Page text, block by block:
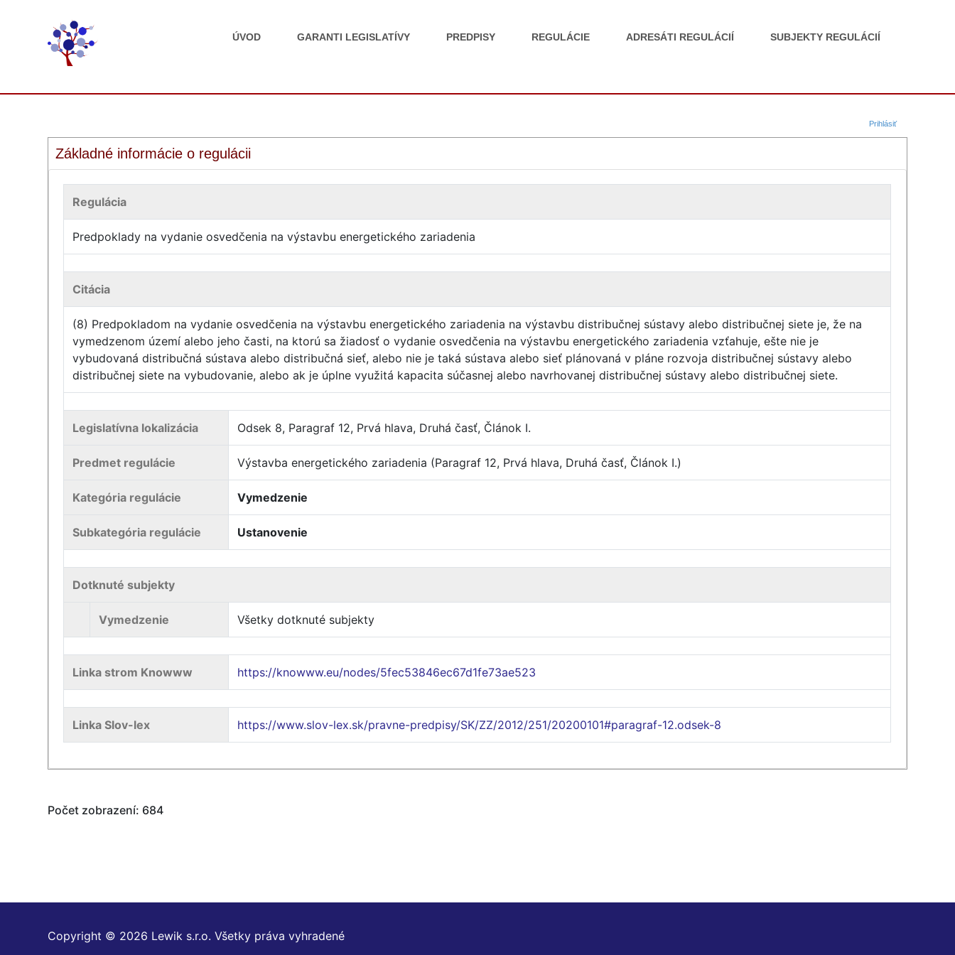
ÚVOD GARANTI LEGISLATÍVY PREDPISY REGULÁCIE ADRESÁTI REGULÁCIÍ SUBJEKTY REGULÁCIÍ
Prihlásiť
Základné informácie o regulácii
Regulácia
Predpoklady na vydanie osvedčenia na výstavbu energetického zariadenia
Citácia
(8) Predpokladom na vydanie osvedčenia na výstavbu energetického zariadenia na výstavbu distribučnej sústavy alebo distribučnej siete je, že na
vymedzenom území alebo jeho časti, na ktorú sa žiadosť o vydanie osvedčenia na výstavbu energetického zariadenia vzťahuje, ešte nie je
vybudovaná distribučná sústava alebo distribučná sieť, alebo nie je taká sústava alebo sieť plánovaná v pláne rozvoja distribučnej sústavy alebo
distribučnej siete na vybudovanie, alebo ak je úplne využitá kapacita súčasnej alebo navrhovanej distribučnej sústavy alebo distribučnej siete.
Legislatívna lokalizácia Odsek 8, Paragraf 12, Prvá hlava, Druhá časť, Článok I.
Predmet regulácie Výstavba energetického zariadenia (Paragraf 12, Prvá hlava, Druhá časť, Článok I.)
Kategória regulácie Vymedzenie
Subkategória regulácie Ustanovenie
Dotknuté subjekty
Vymedzenie Všetky dotknuté subjekty
Linka strom Knowww https://knowww.eu/nodes/5fec53846ec67d1fe73ae523
Linka Slov-lex https://www.slov-lex.sk/pravne-predpisy/SK/ZZ/2012/251/20200101#paragraf-12.odsek-8
Počet zobrazení: 684
Copyright © 2026 Lewik s.r.o. Všetky práva vyhradené